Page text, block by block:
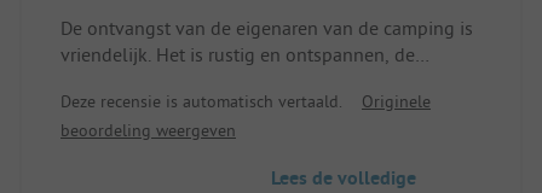
De ontvangst van de eigenaren van de camping is
vriendelijk. Het is rustig en ontspannen, de
goed, het meer is prachtig en de regio is
schitterend. Locatie/Huuraccommodatie: Zeer
Deze recensie is automatisch vertaald.
Originele
beoordeling weergeven
Lees de volledige